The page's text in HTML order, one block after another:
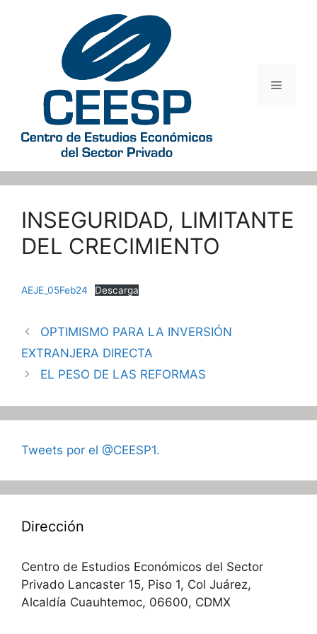
Menú
INSEGURIDAD, LIMITANTE
DEL CRECIMIENTO
AEJE_05Feb24 Descarga
OPTIMISMO PARA LA INVERSIÓN
EXTRANJERA DIRECTA
EL PESO DE LAS REFORMAS
Tweets por el @CEESP1.
Dirección
Centro de Estudios Económicos del Sector
Privado Lancaster 15, Piso 1, Col Juárez,
Alcaldía Cuauhtemoc, 06600, CDMX